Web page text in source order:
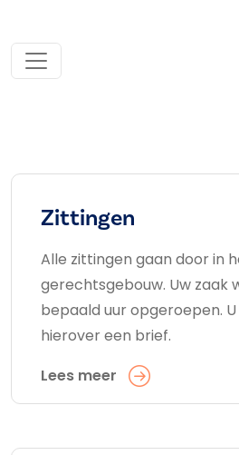
Zittingen
Alle zittingen gaan door in
gerechtsgebouw. Uw zaak
bepaald uur opgeroepen.
hierover een brief.
Lees meer